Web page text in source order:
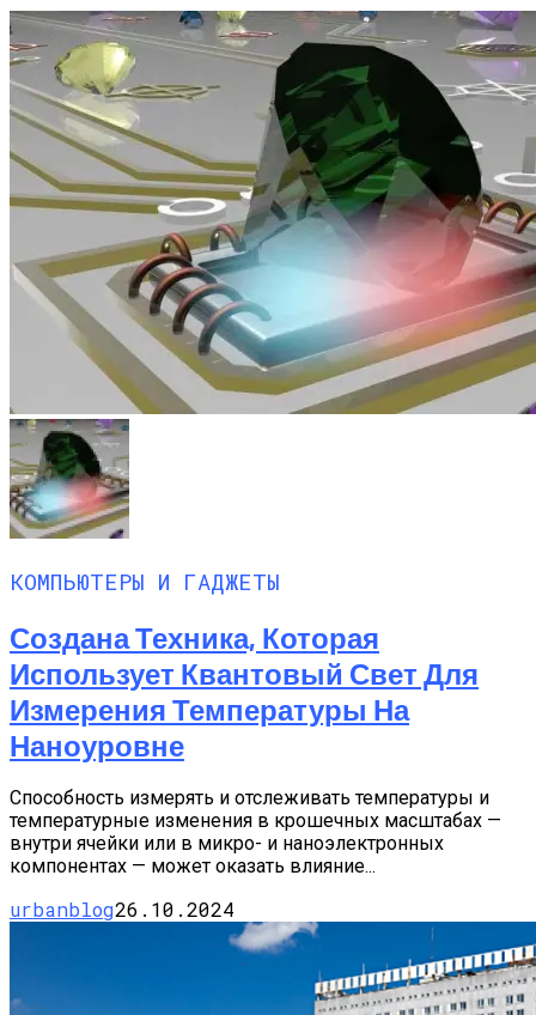
КОМПЬЮТЕРЫ И ГАДЖЕТЫ
Создана Техника, Которая
Использует Квантовый Свет Для
Измерения Температуры На
Наноуровне
Способность измерять и отслеживать температуры и
температурные изменения в крошечных масштабах —
внутри ячейки или в микро- и наноэлектронных
компонентах — может оказать влияние...
urbanblog26.10.2024